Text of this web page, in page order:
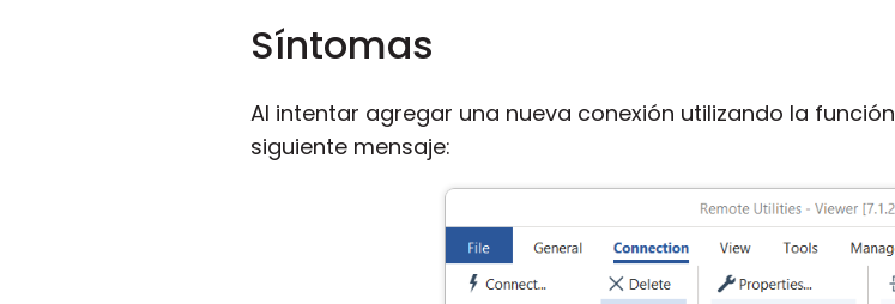
Síntomas
Al intentar agregar una nueva conexión utilizando la función
siguiente mensaje: